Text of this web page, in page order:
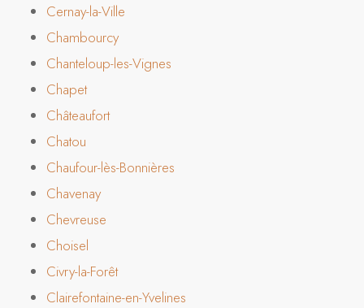
Cernay-la-Ville
Chambourcy
Chanteloup-les-Vignes
Chapet
Châteaufort
Chatou
Chaufour-lès-Bonnières
Chavenay
Chevreuse
Choisel
Civry-la-Forêt
Clairefontaine-en-Yvelines